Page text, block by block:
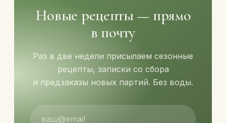
Новые рецепты — прямо
в почту
Раз в две недели присылаем сезонные
рецепты, записки со сбора
и предзаказы новых партий. Без воды.